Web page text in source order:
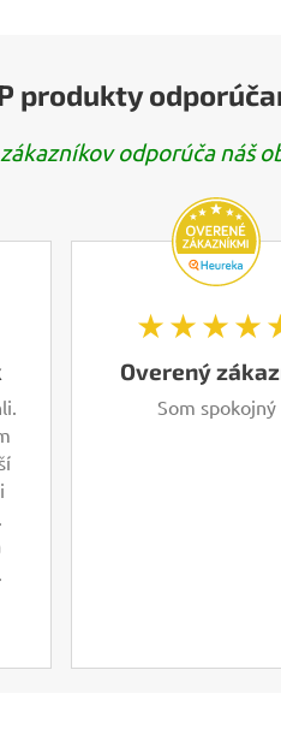
produkty
odporúča náš
Overený
Som spokojný